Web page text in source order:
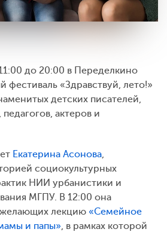
до 20:00 в Переделкино
фестиваль «Здравствуй, лето!»
детских писателей,
актеров и
Екатерина Асонова,
социокультурных
НИИ урбанистики и
МГПУ. В 12:00 она
желающих лекцию «Семейное
и папы», в рамках которой